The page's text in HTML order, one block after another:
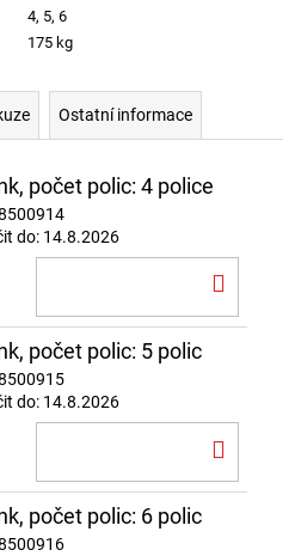
4, 5, 6
175 kg
Ostatní informace
počet polic: 4 police
do: 14.8.2026
počet polic: 5 polic
do: 14.8.2026
počet polic: 6 polic